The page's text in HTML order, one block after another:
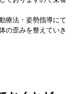
療法・姿勢指導にて
の歪みを整えていき